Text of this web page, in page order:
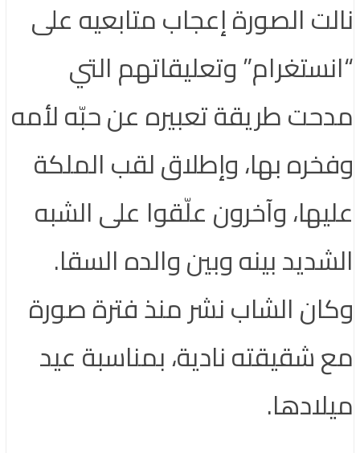
نالت الصورة إعجاب متابعيه على
“انستغرام” وتعليقاتهم التي
مدحت طريقة تعبيره عن حبّه لأمه
وفخره بها، وإطلاق لقب الملكة
عليها، وآخرون علّقوا على الشبه
الشديد بينه وبين والده السقا.
وكان الشاب نشر منذ فترة صورة
مع شقيقته نادية، بمناسبة عيد
ميلادها.